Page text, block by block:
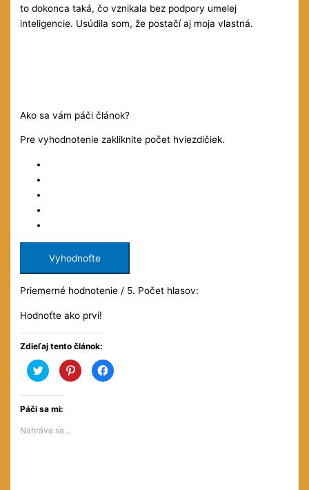
to dokonca taká, čo vznikala bez podpory umelej
inteligencie. Usúdila som, že postačí aj moja vlastná.
Ako sa vám páči článok?
Pre vyhodnotenie zakliknite počet hviezdičiek.
Vyhodnoťte
Priemerné hodnotenie/ 5. Počet hlasov:
Hodnoťte ako prví!
Zdieľaj tento článok:
Kliknite
pre
zdieľanie
na
Twitter(Otvorí
v
novom
Kliknite
pre
zdieľanie
Kliknite
pre
Páči sa mi:
Nahráva sa...